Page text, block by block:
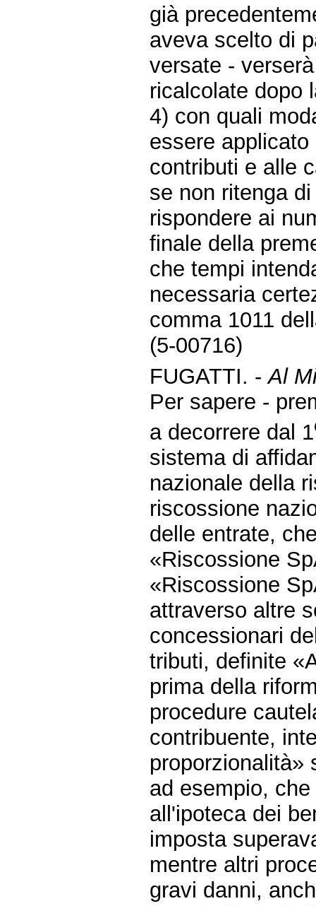
già
aveva scelto di
versate -
ricalcolate dopo
4) con quali
essere
contributi e alle
se non ritenga
rispondere ai
finale della
che tempi
necessaria
comma 1011
(5-00716)
FUGATTI. -Al
Per sapere -
a decorrere dal 1
sistema di
nazionale della
riscossione
delle entrate,
«Riscossione
«Riscossione
attraverso altre
concessionari
tributi, definite
prima della
procedure
contribuente,
proporzionalità»
ad esempio,
all'ipoteca dei
imposta
mentre altri
gravi danni,